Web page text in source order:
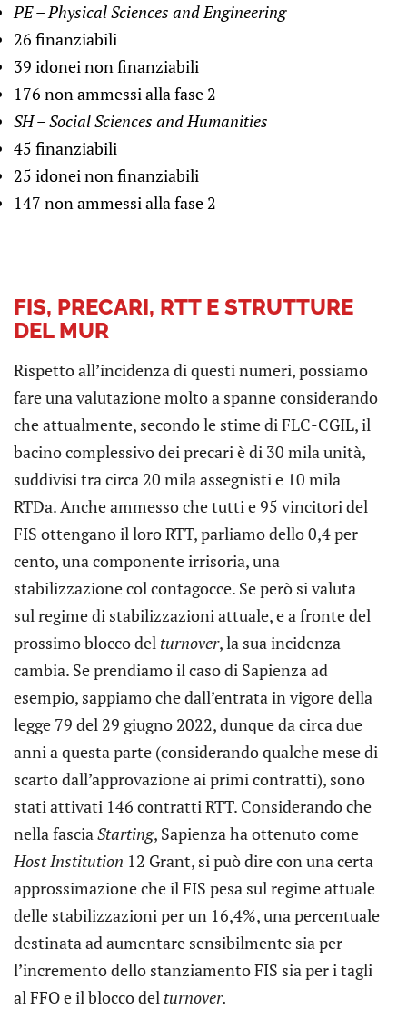
PE – Physical Sciences and Engineering
26 finanziabili
39 idonei non finanziabili
176 non ammessi alla fase 2
SH – Social Sciences and Humanities
45 finanziabili
25 idonei non finanziabili
147 non ammessi alla fase 2
FIS, PRECARI, RTT E STRUTTURE
DEL MUR
Rispetto all’incidenza di questi numeri, possiamo
fare una valutazione molto a spanne considerando
che attualmente, secondo le stime di FLC-CGIL, il
bacino complessivo dei precari è di 30 mila unità,
suddivisi tra circa 20 mila assegnisti e 10 mila
RTDa. Anche ammesso che tutti e 95 vincitori del
FIS ottengano il loro RTT, parliamo dello 0,4 per
cento, una componente irrisoria, una
stabilizzazione col contagocce. Se però si valuta
sul regime di stabilizzazioni attuale, e a fronte del
prossimo blocco del turnover, la sua incidenza
cambia. Se prendiamo il caso di Sapienza ad
esempio, sappiamo che dall’entrata in vigore della
legge 79 del 29 giugno 2022, dunque da circa due
anni a questa parte (considerando qualche mese di
scarto dall’approvazione ai primi contratti), sono
stati attivati 146 contratti RTT. Considerando che
nella fascia Starting, Sapienza ha ottenuto come
Host Institution 12 Grant, si può dire con una certa
approssimazione che il FIS pesa sul regime attuale
delle stabilizzazioni per un 16,4%, una percentuale
destinata ad aumentare sensibilmente sia per
l’incremento dello stanziamento FIS sia per i tagli
al FFO e il blocco del turnover.